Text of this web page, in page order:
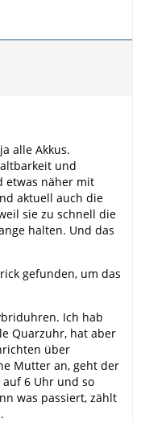
alle Akkus.
und
etwas näher mit
aktuell auch die
sie zu schnell die
halten. Und das
gefunden, um das
Ich hab
Quarzuhr, hat aber
über
Mutter an, geht der
6 Uhr und so
was passiert, zählt